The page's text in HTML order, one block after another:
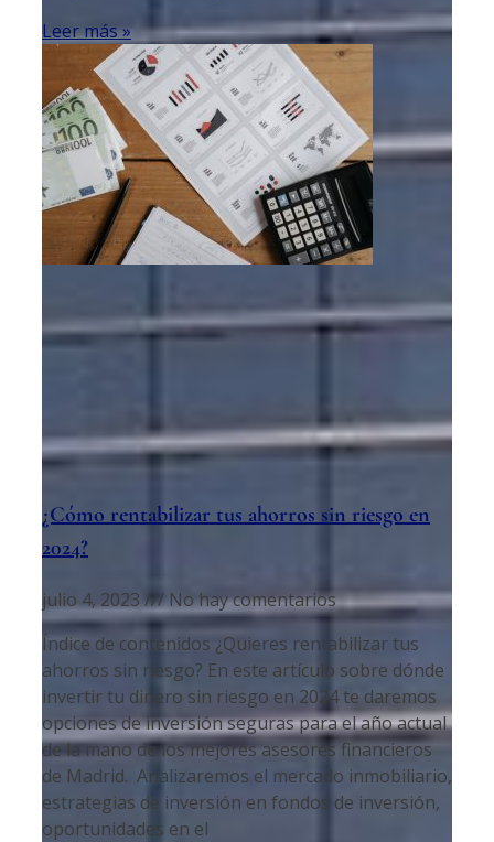
Leer más »
¿Cómo rentabilizar tus ahorros sin riesgo en
2024?
julio 4, 2023
No hay comentarios
Índice de contenidos ¿Quieres rentabilizar tus
ahorros sin riesgo? En este artículo sobre dónde
invertir tu dinero sin riesgo en 2024 te daremos
opciones de inversión seguras para el año actual
de la mano de los mejores asesores financieros
de Madrid. Analizaremos el mercado inmobiliario,
estrategias de inversión en fondos de inversión,
oportunidades en el